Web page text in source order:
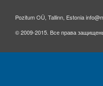
Pozitum OÜ, Tallinn, Estonia
© 2009-2015. Все права